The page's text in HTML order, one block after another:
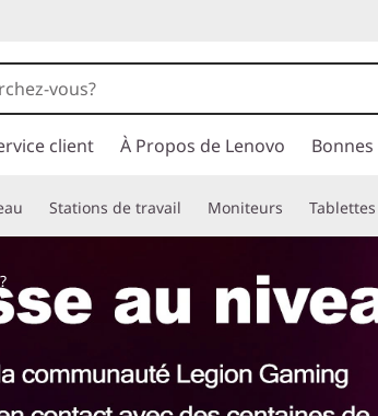
client À Propos de Lenovo
Stations de travail Moniteurs Tablettes